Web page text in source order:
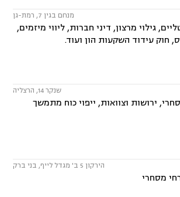
מנחם בגין 7, רמת-גן
גילוי מרצון, דיני חברות, ליווי מיזמים,
חוק עידוד השקעות הון ועוד.
שנקר 14, הרצליה
ירושות וצוואות, ייפוי כוח מתמשך
הירקון 5 ב' מגדל לייף, בני ברק
מסחרי